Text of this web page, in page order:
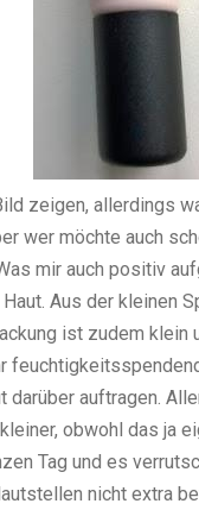
zeigen, allerdings
wer möchte auch
mir auch positiv
Aus der kleinen
ist zudem klein
auftragen.
obwohl das ja
Tag und es
nicht extra